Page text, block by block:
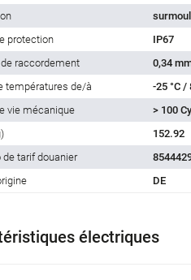
protection
IP67
raccordement
0,34
températures de/à
-25 °C /
vie mécanique
> 100
152.92
de tarif douanier
DE
électriques